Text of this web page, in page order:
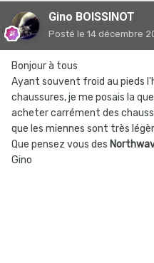
Gino BOISSINOT
Posté le 14 décembre
Bonjour à tous
Ayant souvent froid au pieds
chaussures, je me posais la
acheter carrément des
que les miennes sont très
Que pensez vous des
Gino